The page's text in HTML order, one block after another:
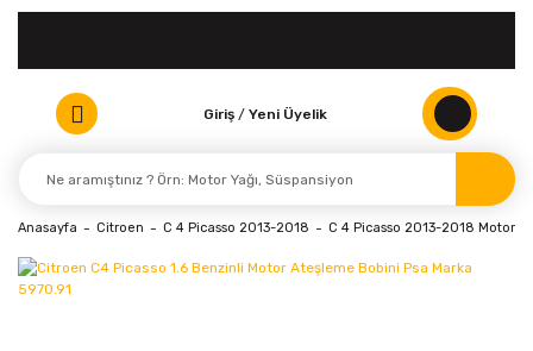
Giriş / Yeni Üyelik
Anasayfa Citroen C 4 Picasso 2013-2018 C 4 Picasso 2013-2018 Motor